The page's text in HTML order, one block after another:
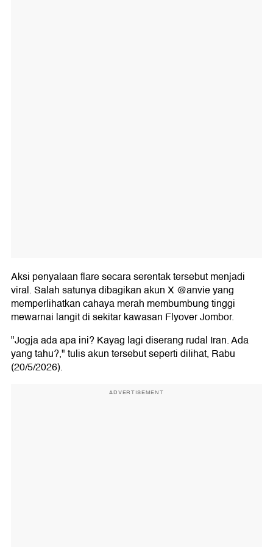
Aksi penyalaan flare secara serentak tersebut menjadi
viral. Salah satunya dibagikan akun X @anvie yang
memperlihatkan cahaya merah membumbung tinggi
mewarnai langit di sekitar kawasan Flyover Jombor.
"Jogja ada apa ini? Kayag lagi diserang rudal Iran. Ada
yang tahu?," tulis akun tersebut seperti dilihat, Rabu
(20/5/2026).
ADVERTISEMENT